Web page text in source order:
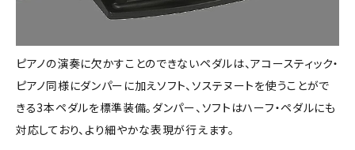
ピアノの演奏に欠かすことのできないペダルは、アコースティック・
ピアノ同様にダンパーに加えソフト、ソステヌートを使うことがで
きる3本ペダルを標準装備。ダンパー、ソフトはハーフ・ペダルにも
対応しており、より細やかな表現が行えます。